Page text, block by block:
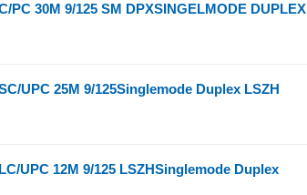
PC 30M 9/125 SM DPXSINGELMODE DUPLEX
UPC 25M 9/125Singlemode Duplex LSZH
UPC 12M 9/125 LSZHSinglemode Duplex